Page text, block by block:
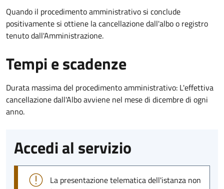
Quando il procedimento amministrativo si conclude
positivamente si ottiene la cancellazione dall'albo o registro
tenuto dall'Amministrazione.
Tempi e scadenze
Durata massima del procedimento amministrativo: L'effettiva
cancellazione dall'Albo avviene nel mese di dicembre di ogni
anno.
Accedi al servizio
La presentazione telematica dell'istanza non